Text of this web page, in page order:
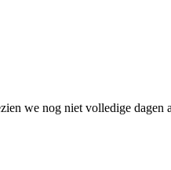
we nog niet volledige dagen